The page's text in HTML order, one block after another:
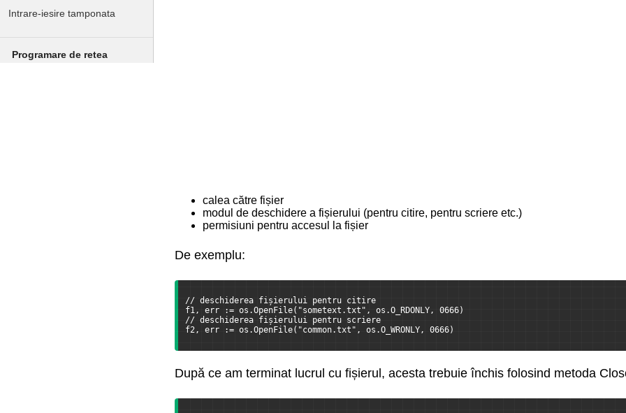
Intrare-iesire tamponata
Programare de retea
calea către fișier
modul de deschidere a fișierului (pentru citire, pentru scriere etc.)
permisiuni pentru accesul la fișier
De exemplu:
// deschiderea fișierului pentru citire
f1, err := os.OpenFile("sometext.txt", os.O_RDONLY, 0666)
// deschiderea fișierului pentru scriere
f2, err := os.OpenFile("common.txt", os.O_WRONLY, 0666)
După ce am terminat lucrul cu fișierul, acesta trebuie închis folosind metoda